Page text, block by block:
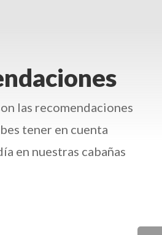
las recomendaciones
tener en cuenta
en nuestras cabañas